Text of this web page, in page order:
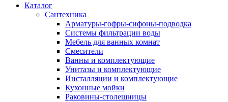
Каталог
Сантехника
Арматуры-гофры-сифоны-подводка
Системы фильтрации воды
Мебель для ванных комнат
Смесители
Ванны и комплектующие
Унитазы и комплектующие
Инсталляции и комплектующие
Кухонные мойки
Раковины-столешницы